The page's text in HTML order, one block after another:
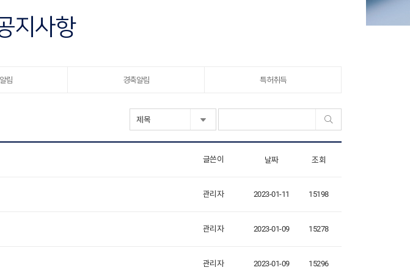
지사항
림 경축알림 특허취득
글쓴이 날짜 조회
관리자 2023-01-11 15198
관리자 2023-01-09 15278
관리자 2023-01-09 15296